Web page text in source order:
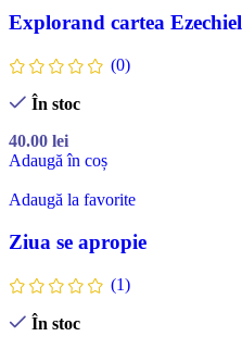
Explorand cartea Ezechiel
(0)
În stoc
40.00 lei
Adaugă în coș
Adaugă la favorite
Ziua se apropie
(1)
În stoc